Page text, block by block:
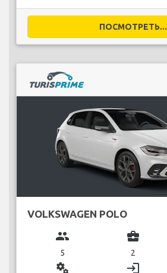
ПОСМОТРЕТЬ...
VOLKSWAGEN POLO
group
5
business_center
2
miscellaneous_services login